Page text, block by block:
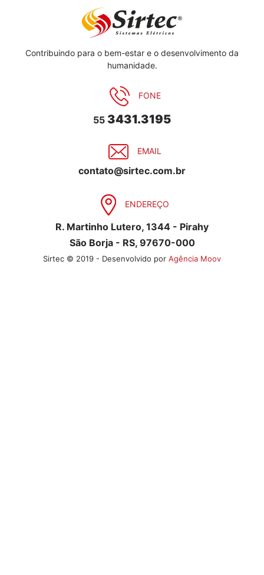
Contribuindo para o bem-estar e o desenvolvimento da
humanidade.
FONE
55 3431.3195
EMAIL
contato@sirtec.com.br
ENDEREÇO
R. Martinho Lutero, 1344 - Pirahy
São Borja - RS, 97670-000
Sirtec © 2019 - Desenvolvido por Agência Moov